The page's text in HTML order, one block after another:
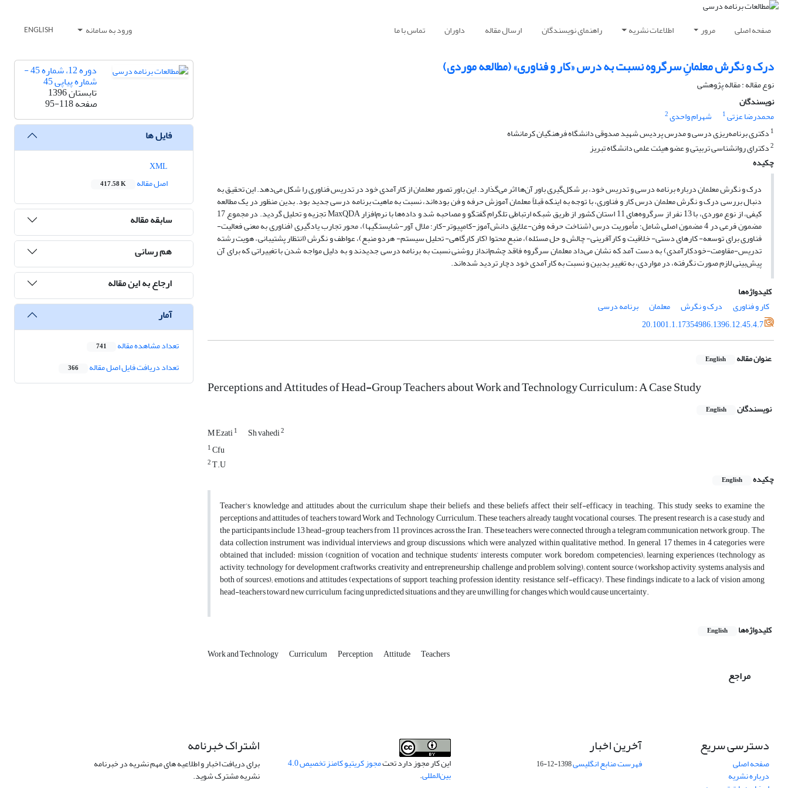
صفحه اصلی مرور اطلاعات نشریه راهنمای نویسندگان ارسال مقاله داوران تماس با ما ورود به سامانه ENGLISH
درک و نگرش معلمانِ سرگروه نسبت به درس «کار و فناوری» (مطالعه‌ موردی)
نوع مقاله : مقاله پژوهشی
نویسندگان
محمدرضا عزتی1 شهرام واحدی2
1 دکتری برنامه‌ریزی درسی و مدرس پردیس شهید صدوقی دانشگاه فرهنگیان کرمانشاه
2دکترای روانشناسی تربیتی و عضو هیئت علمی دانشگاه تبریز
چکیده
درک و نگرش معلمان درباره برنامه درسی و تدریس خود، بر شکل‌گیری باور آن‌ها اثر می‌گذارد. این باور تصور معلمان از کارآمدی خود در تدریس فناوری را شکل می‌دهد. این تحقیق به
دنبال بررسی درک و نگرش معلمان درس کار و فناوری، با توجه به اینکه قبلاً معلمان آموزش حرفه و فن بوده‌اند، نسبت به ماهیت برنامه درسی جدید بود. بدین منظور در یک مطالعه
کیفی، از نوع موردی، با 13 نفر از سرگروه‌های 11 استان کشور از طریق شبکه ارتباطی تلگرام گفتگو و مصاحبه شد و داده‌ها با نرم‌افزار MaxQDA تجزیه و تحلیل گردید. در مجموع 17
مضمون فرعی در 4 مضمون اصلی شامل؛ مأموریت درس (شناخت حرفه وفن-علایق دانش‌آموز-کامپیوتر-کار؛ ملال آور-شایستگی­ها)، محور تجارب یادگیری (فناوری به معنی فعالیت-
فناوری برای توسعه- کارهای دستی- خلاقیت و کارآفرینی- چالش و حل مسئله)، منبع محتوا (کار کارگاهی- تحلیل سیستم- هردو منبع)، عواطف و نگرش (انتظار پشتیبانی – هویت رشته
تدریس-مقاومت-خودکارآمدی) به دست آمد که نشان می‌داد معلمان سرگروه فاقد چشم‌انداز روشنی نسبت به برنامه درسی جدیدند و به دلیل مواجه شدن با تغییراتی که برای آن
پیش‌بینی لازم صورت نگرفته، در مواردی، به تغییر بدبین و نسبت به کارآمدی خود دچار تردید شده‌اند.
کلیدواژه‌ها
کار و فناوری
درک و نگرش معلمان
برنامه درسی
20.1001.1.17354986.1396.12.45.4.7
عنوان مقاله English
Perceptions and Attitudes of Head-Group Teachers about Work and Technology Curriculum: A Case Study
نویسندگان English
M Ezati1 Sh vahedi2
1Cfu
2T.U
چکیده
English
Teacher’s knowledge and attitudes about the curriculum shape their beliefs, and these beliefs affect their self-efficacy in teaching. This study seeks to examine the
perceptions and attitudes of teachers toward Work and Technology Curriculum. These teachers already taught vocational courses. The present research is a case study and
the participants include 13 head-group teachers from 11 provinces across the Iran. These teachers were connected through a telegram communication network group. The
data collection instrument was individual interviews and group discussions, which were analyzed within qualitative method. In general, 17 themes in 4 categories were
obtained that included: mission (cognition of vocation and technique, students’ interests, computer, work, boredom, competencies); learning experiences (technology as
activity, technology for development, craftworks, creativity and entrepreneurship, challenge and problem solving); content source (workshop activity, systems analysis and
both of sources); emotions and attitudes (expectations of support, teaching profession identity, resistance, self-efficacy). These findings indicate to a lack of vision among
head-teachers toward new curriculum, facing unpredicted situations, and they are unwilling for changes which would cause uncertainty.
کلیدواژه‌ها English
Work and Technology Curriculum Perception Attitude Teachers
مراجع
دوره 12، شماره 45 -
شماره پیاپی 45
تابستان 1396
صفحه95-118
فایل ها
اصل مقاله
417.58 K
سابقه مقاله
هم رسانی
ارجاع به این مقاله
آمار
تعداد مشاهده مقاله 741
تعداد دریافت فایل اصل مقاله 366
دسترسی سریع
صفحه اصلی
درباره نشریه
آخرین اخبار
فهرست منابع انگلیسی1398-12-16 این کار مجوز دارد تحت مجوز کریتیو کامنز تخصیص 4.0
بین‌المللی.
اشتراک خبرنامه
برای دریافت اخبار و اطلاعیه های مهم نشریه در خبرنامه
نشریه مشترک شوید.